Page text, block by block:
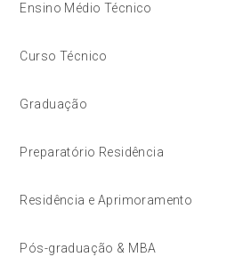
Ensino Médio Técnico
Curso Técnico
Graduação
Preparatório Residência
Residência e Aprimoramento
Pós-graduação & MBA